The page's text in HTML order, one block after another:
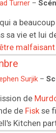
Turner –
qui a
sa vie et lui
être malfaisant
Surjik –
de
de Fisk se
Kitchen